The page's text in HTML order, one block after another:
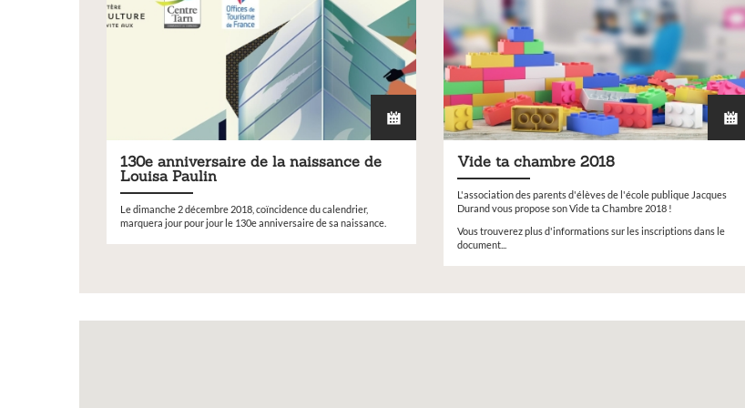
130e anniversaire de la naissance de
Louisa Paulin
Le dimanche 2 décembre 2018, coïncidence du calendrier,
marquera jour pour jour le 130e anniversaire de sa naissance.
Vide ta chambre 2018
L'association des parents d'élèves de l'école publique Jacques
Durand vous propose son Vide ta Chambre 2018 !
Vous trouverez plus d'informations sur les inscriptions dans le
document...
sculptures et photos
Vous souhaitez exposer vos oeuvres lors de notre
exposition annuelle ?
Demain